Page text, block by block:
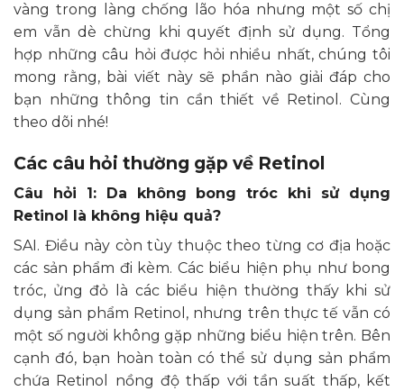
vàng trong làng chống lão hóa nhưng một số chị
em vẫn dè chừng khi quyết định sử dụng. Tổng
hợp những câu hỏi được hỏi nhiều nhất, chúng tôi
mong rằng, bài viết này sẽ phần nào giải đáp cho
bạn những thông tin cần thiết về Retinol. Cùng
theo dõi nhé!
Các câu hỏi thường gặp về Retinol
Câu hỏi 1: Da không bong tróc khi sử dụng
Retinol là không hiệu quả?
SAI. Điều này còn tùy thuộc theo từng cơ địa hoặc
các sản phẩm đi kèm. Các biểu hiện phụ như bong
tróc, ửng đỏ là các biểu hiện thường thấy khi sử
dụng sản phẩm Retinol, nhưng trên thực tế vẫn có
một số người không gặp những biểu hiện trên. Bên
cạnh đó, bạn hoàn toàn có thể sử dụng sản phẩm
chứa Retinol nồng độ thấp với tần suất thấp, kết